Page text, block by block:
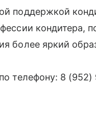
поддержкой
кондитера,
более яркий
телефону: 8 (952)